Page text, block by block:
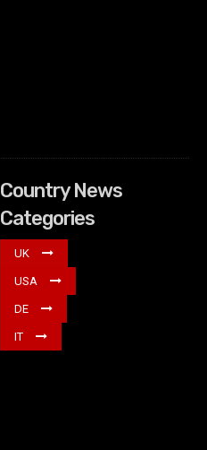
Country News
Categories
UK
USA
DE
IT